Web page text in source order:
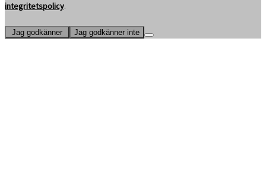
integritetspolicy.
Jag godkänner Jag godkänner inte